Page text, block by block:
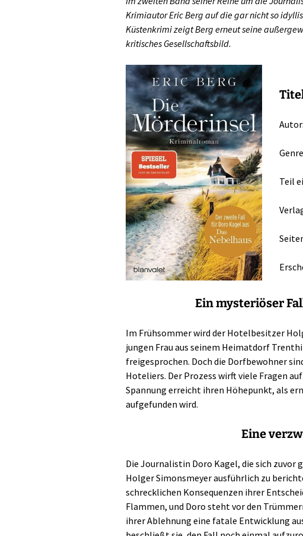
Krimiautor Eric Berg auf die gar nicht so
Küstenkrimi zeigt Berg erneut seine
kritisches Gesellschaftsbild.
Autor:
Teil
Ein mysteriöser
Im Frühsommer wird der Hotelbesitzer
jungen Frau aus seinem Heimatdorf
freigesprochen. Doch die Dorfbewohner
Hoteliers. Der Prozess wirft viele Fragen
Spannung erreicht ihren Höhepunkt, als
aufgefunden wird.
Eine
Die Journalistin Doro Kagel, die sich zuvor
Holger Simonsmeyer ausführlich zu
schrecklichen Konsequenzen ihrer
Flammen, und Doro steht vor den
ihrer Ablehnung eine fatale Entwicklung